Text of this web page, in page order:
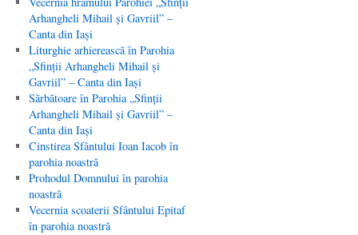
Arhangheli Mihail şi Gavriil” –
Canta din Iaşi
Liturghie arhierească în Parohia
„Sfinţii Arhangheli Mihail şi
Gavriil” – Canta din Iaşi
Sărbătoare în Parohia „Sfinţii
Arhangheli Mihail şi Gavriil” –
Canta din Iaşi
Cinstirea Sfântului Ioan Iacob în
parohia noastră
Prohodul Domnului în parohia
noastră
Vecernia scoaterii Sfântului Epitaf
în parohia noastră